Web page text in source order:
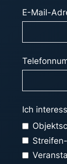
E-Mail-
Ich